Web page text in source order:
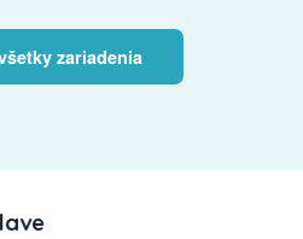
zariadenia